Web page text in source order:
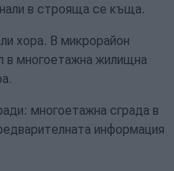
в строяща се къща.
хора. В микрорайон
в многоетажна жилищна
многоетажна сграда в
информация